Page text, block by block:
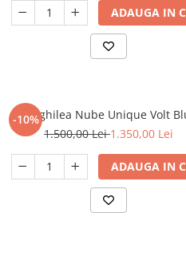
ADAUGA IN
-10%
Narghilea Nube Unique Volt
1.500,00 Lei1.350,00 Lei
ADAUGA IN